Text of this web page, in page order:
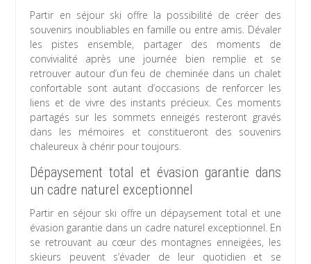
Partir en séjour ski offre la possibilité de créer des
souvenirs inoubliables en famille ou entre amis. Dévaler
les pistes ensemble, partager des moments de
convivialité après une journée bien remplie et se
retrouver autour d’un feu de cheminée dans un chalet
confortable sont autant d’occasions de renforcer les
liens et de vivre des instants précieux. Ces moments
partagés sur les sommets enneigés resteront gravés
dans les mémoires et constitueront des souvenirs
chaleureux à chérir pour toujours.
Dépaysement total et évasion garantie dans
un cadre naturel exceptionnel
Partir en séjour ski offre un dépaysement total et une
évasion garantie dans un cadre naturel exceptionnel. En
se retrouvant au cœur des montagnes enneigées, les
skieurs peuvent s’évader de leur quotidien et se